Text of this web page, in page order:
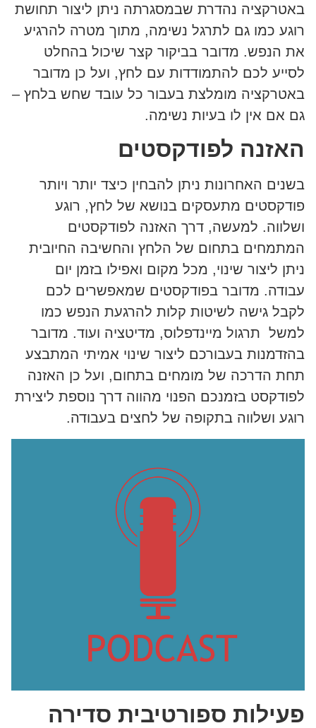
באטרקציה נהדרת שבמסגרתה ניתן ליצור תחושת
רוגע כמו גם לתרגל נשימה, מתוך מטרה להרגיע
את הנפש. מדובר בביקור קצר שיכול בהחלט
לסייע לכם להתמודדות עם לחץ, ועל כן מדובר
באטרקציה מומלצת בעבור כל עובד שחש בלחץ –
גם אם אין לו בעיות נשימה.
האזנה לפודקסטים
בשנים האחרונות ניתן להבחין כיצד יותר ויותר
פודקסטים מתעסקים בנושא של לחץ, רוגע
ושלווה. למעשה, דרך האזנה לפודקסטים
המתמחים בתחום של הלחץ והחשיבה החיובית
ניתן ליצור שינוי, מכל מקום ואפילו בזמן יום
עבודה. מדובר בפודקסטים שמאפשרים לכם
לקבל גישה לשיטות קלות להרגעת הנפש כמו
למשל תרגול מיינדפלוס, מדיטציה ועוד. מדובר
בהזדמנות בעבורכם ליצור שינוי אמיתי המתבצע
תחת הדרכה של מומחים בתחום, ועל כן האזנה
לפודקסט בזמנכם הפנוי מהווה דרך נוספת ליצירת
רוגע ושלווה בתקופה של לחצים בעבודה.
פעילות ספורטיבית סדירה